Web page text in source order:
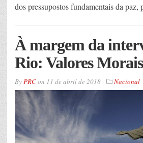
dos pressupostos fundamentais da
À margem da
Rio: Valores
ByPRCon 11 de abril de 2018 Nacional